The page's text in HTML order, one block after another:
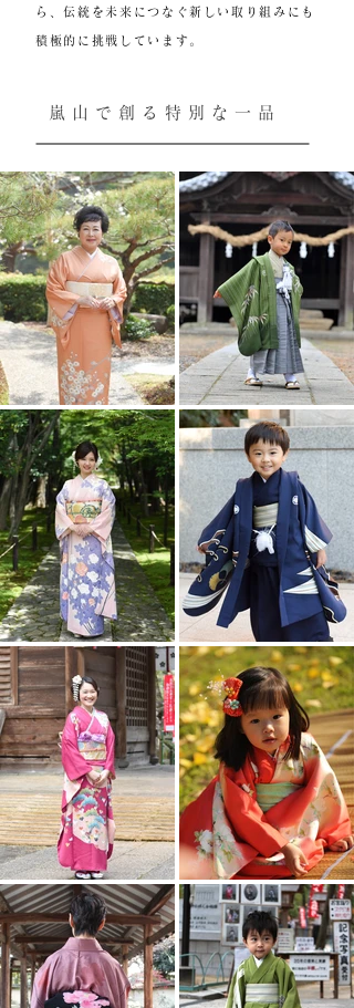
嵐山で創る特別 な一品
ら、伝統を未来につなぐ新しい取り組みにも
積極的に挑戦しています。